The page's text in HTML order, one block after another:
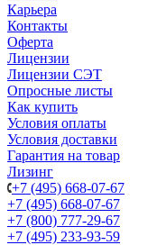
Карьера
Контакты
Оферта
Лицензии
Лицензии СЭТ
Опросные листы
Как купить
Условия оплаты
Условия доставки
Гарантия на товар
Лизинг
+7 (495) 668-07-67
+7 (495) 668-07-67
+7 (800) 777-29-67
+7 (495) 233-93-59